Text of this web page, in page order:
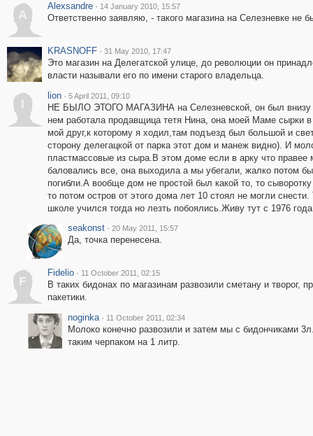
A
Alexsandre · 14 January 2010, 15:57
Ответственно заявляю, - такого магазина на Селезневке
KRASNOFF · 31 May 2010, 17:47
Это магазин на Делегатской улице, до революции он
власти называли его по имени старого владельца.
lion · 5 April 2011, 09:10
НЕ БЫЛО ЭТОГО МАГАЗИНА на Селезневской, он был внизу
нем работала продавщица тетя Нина, она моей Маме сырки
мой друг,к которому я ходил,там подъезд был большой и
сторону делегацкой от парка этот дом и манеж видно). И
пластмассовые из сыра.В этом доме если в арку что правее
баловались все, она выходила а мы убегали, жалко потом
погибли.А вообще дом не простой был какой то, то
то потом остров от этого дома лет 10 стоял не могли
школе учился тогда но лезть побоялись.Живу тут с 1976
seakonst · 20 May 2011, 15:57
Да, точка перенесена.
F
Fidelio · 11 October 2011, 02:15
В таких бидонах по магазинам развозили сметану и творог,
пакетики.
noginka · 11 October 2011, 02:34
Молоко конечно развозили и затем мы с бидончиками
таким черпаком на 1 литр.